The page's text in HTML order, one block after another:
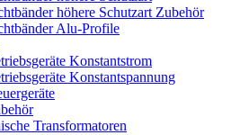
höhere Schutzart Zubehör
Alu-Profile
Konstantstrom
Konstantspannung
Transformatoren